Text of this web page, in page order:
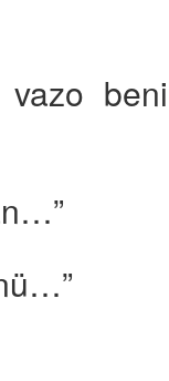
vazo beni